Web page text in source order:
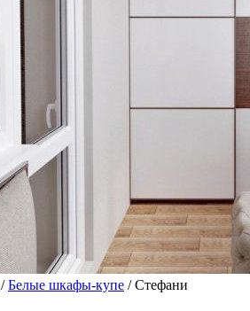
/Белые шкафы-купе / Стефани